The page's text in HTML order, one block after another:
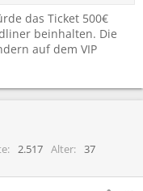
nach aussehen:
das Ticket 500€
beinhalten. Die
auf dem VIP
2.517 Alter
37